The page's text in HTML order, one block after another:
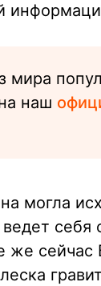
мира
наш
могла
же сейчас